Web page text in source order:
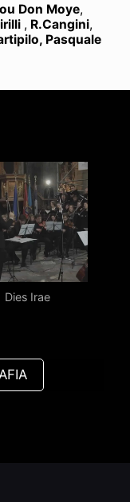
Don Moye,
, R.Cangini,
Pasquale
Dies Irae